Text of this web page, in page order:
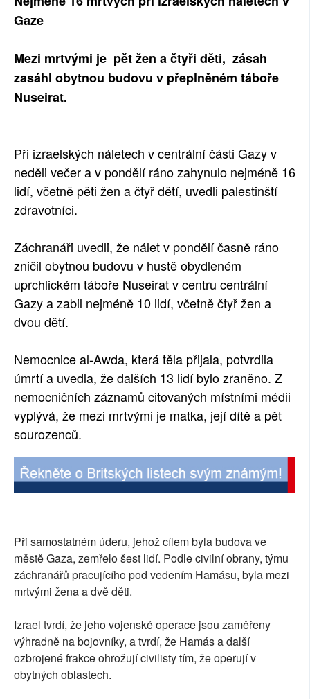
SOCIÁLNÍ SÍTĚ
PLNÁ VERZE STRÁNEK
Gaze
Mezi mrtvými je pět žen a čtyři děti, zásah
zasáhl obytnou budovu v přeplněném táboře
Nuseirat.
Při izraelských náletech v centrální části Gazy v
neděli večer a v pondělí ráno zahynulo nejméně 16
lidí, včetně pěti žen a čtyř dětí, uvedli palestinští
zdravotníci.
Záchranáři uvedli, že nálet v pondělí časně ráno
zničil obytnou budovu v hustě obydleném
uprchlickém táboře Nuseirat v centru centrální
Gazy a zabil nejméně 10 lidí, včetně čtyř žen a
dvou dětí.
Nemocnice al-Awda, která těla přijala, potvrdila
úmrtí a uvedla, že dalších 13 lidí bylo zraněno. Z
nemocničních záznamů citovaných místními médii
vyplývá, že mezi mrtvými je matka, její dítě a pět
sourozenců.
Při samostatném úderu, jehož cílem byla budova ve
městě Gaza, zemřelo šest lidí. Podle civilní obrany, týmu
záchranářů pracujícího pod vedením Hamásu, byla mezi
mrtvými žena a dvě děti.
Izrael tvrdí, že jeho vojenské operace jsou zaměřeny
výhradně na bojovníky, a tvrdí, že Hamás a další
ozbrojené frakce ohrožují civilisty tím, že operují v
obytných oblastech.